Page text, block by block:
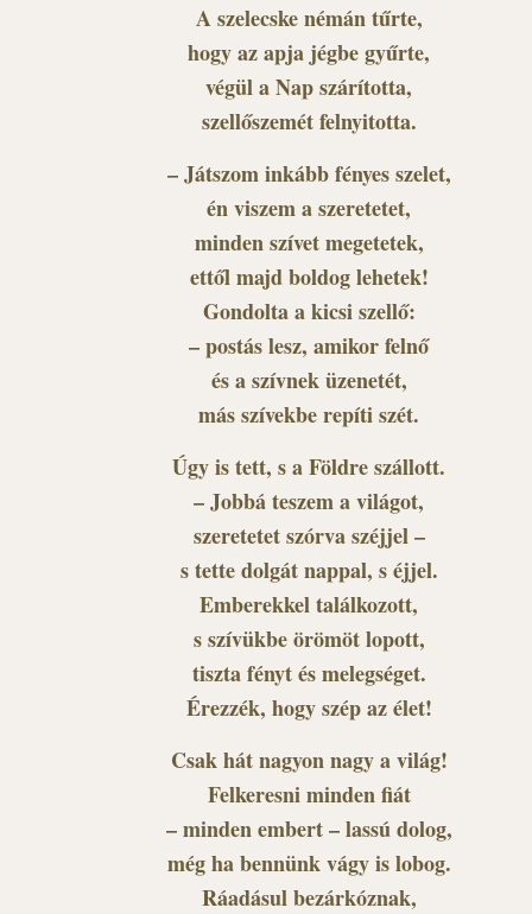
A szelecske némán tűrte,
hogy az apja jégbe gyűrte,
végül a Nap szárította,
szellőszemét felnyitotta.
– Játszom inkább fényes szelet,
én viszem a szeretetet,
minden szívet megetetek,
ettől majd boldog lehetek!
Gondolta a kicsi szellő:
– postás lesz, amikor felnő
és a szívnek üzenetét,
más szívekbe repíti szét.
Úgy is tett, s a Földre szállott.
– Jobbá teszem a világot,
szeretetet szórva széjjel –
s tette dolgát nappal, s éjjel.
Emberekkel találkozott,
s szívükbe örömöt lopott,
tiszta fényt és melegséget.
Érezzék, hogy szép az élet!
Csak hát nagyon nagy a világ!
Felkeresni minden fiát
– minden embert – lassú dolog,
még ha bennünk vágy is lobog.
Ráadásul bezárkóznak,